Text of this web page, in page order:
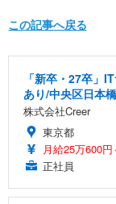
この記事へ戻る
「新卒・27卒」
あり/中央区日本
株式会社Creer
東京都
月給25万600
正社員